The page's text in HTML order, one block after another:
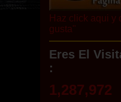
Haz click aqui y
gusta"
Eres El
:
1,287,972